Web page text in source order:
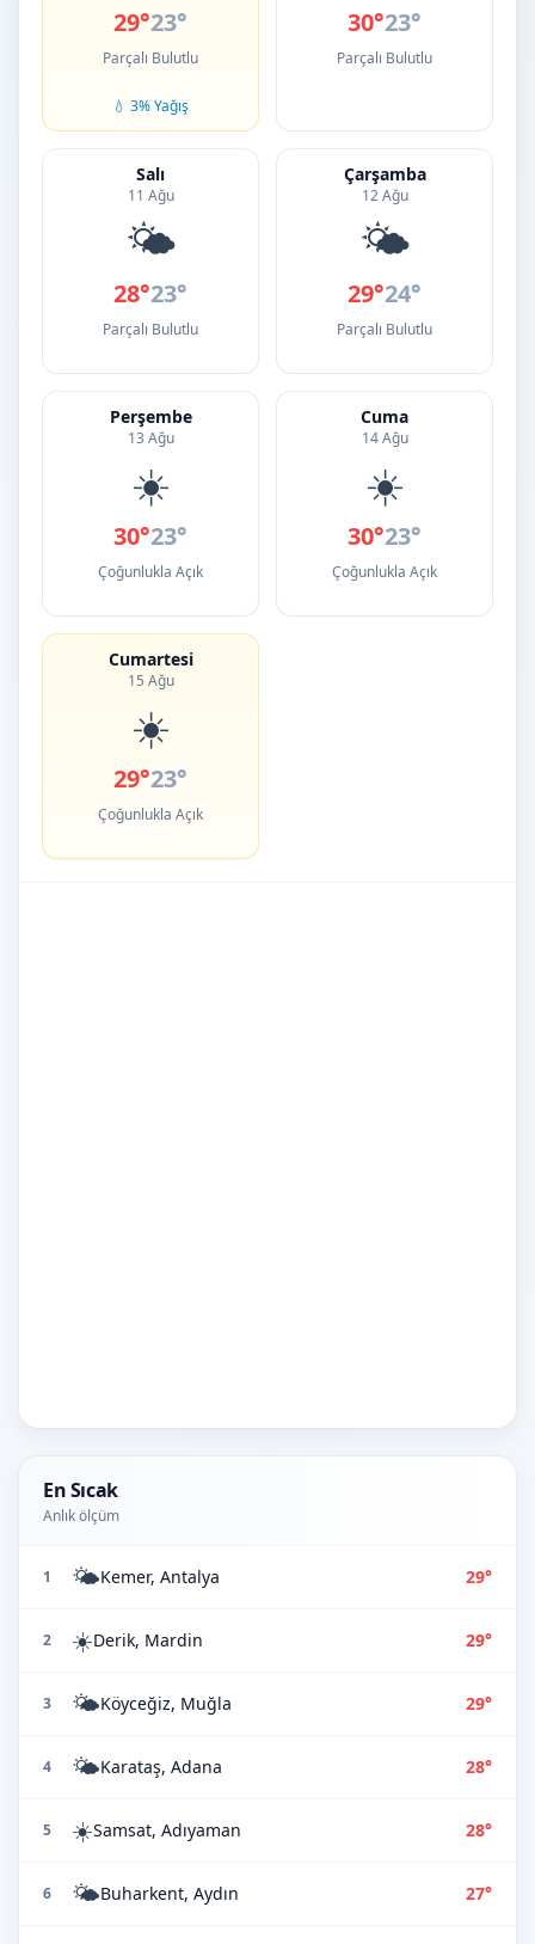
29°23°
Parçalı Bulutlu
💧 3% Yağış
30°23°
Parçalı Bulutlu
Salı
11 Ağu
🌤️
28°23°
Parçalı Bulutlu
Çarşamba
12 Ağu
🌤️
29°24°
Parçalı Bulutlu
Perşembe
13 Ağu
☀️
30°23°
Çoğunlukla Açık
Cuma
14 Ağu
☀️
30°23°
Çoğunlukla Açık
Cumartesi
15 Ağu
☀️
29°23°
Çoğunlukla Açık
En Sıcak
Anlık ölçüm
1 🌤️Kemer, Antalya 29°
2 ☀️Derik, Mardin 29°
3 🌤️Köyceğiz, Muğla 29°
4 🌤️Karataş, Adana 28°
5 ☀️Samsat, Adıyaman 28°
6 🌤️Buharkent, Aydın 27°